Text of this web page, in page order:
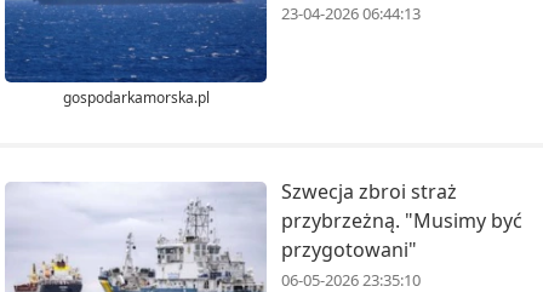
gospodarkamorska.pl
23-04-2026 06:44:13
Szwecja zbroi straż
przybrzeżną. "Musimy być
przygotowani"
06-05-2026 23:35:10